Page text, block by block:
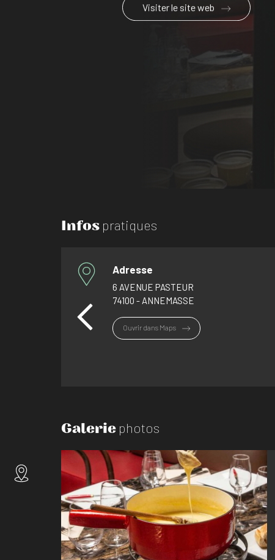
Visiter le site web
Infos pratiques
Adresse
6 AVENUE PASTEUR
74100 - ANNEMASSE
Ouvrir dans Maps
Galerie photos